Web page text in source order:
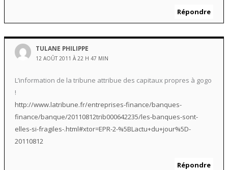
Répondre
TULANE PHILIPPE
12 AOÛT 2011 À 22 H 47 MIN
L’information de la tribune attribue des capitaux propres à gogo
!
http://www.latribune.fr/entreprises-finance/banques-
finance/banque/20110812trib000642235/les-banques-sont-
elles-si-fragiles-.html#xtor=EPR-2-%5BLactu+du+jour%5D-
20110812
Répondre